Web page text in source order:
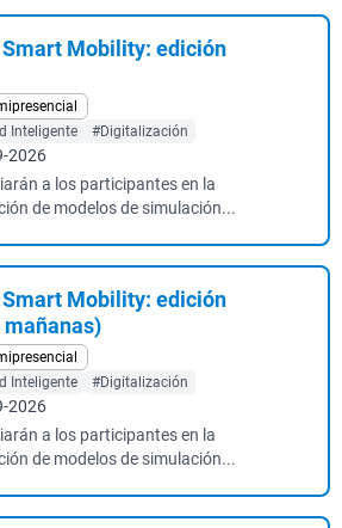
Mobility: edición
Inteligente
#Digitalización
2026
a los participantes en la
de modelos de simulación...
Mobility: edición
Inteligente
#Digitalización
2026
a los participantes en la
de modelos de simulación...